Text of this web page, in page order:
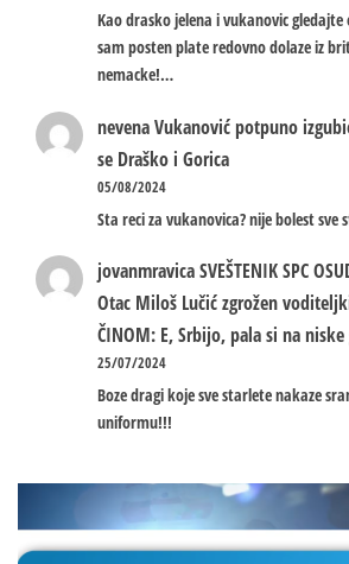
Kao drasko jelena i vukanovic
sam posten plate redovno dolaze iz
nemacke!…
nevenaVukanović potpuno
se Draško i Gorica
05/08/2024
Sta reci za vukanovica? nije bolest sve
jovanmravicaSVEŠTENIK SPC
Otac Miloš Lučić zgrožen
ČINOM: E, Srbijo, pala si na niske
25/07/2024
Boze dragi koje sve starlete nakaze
uniformu!!!